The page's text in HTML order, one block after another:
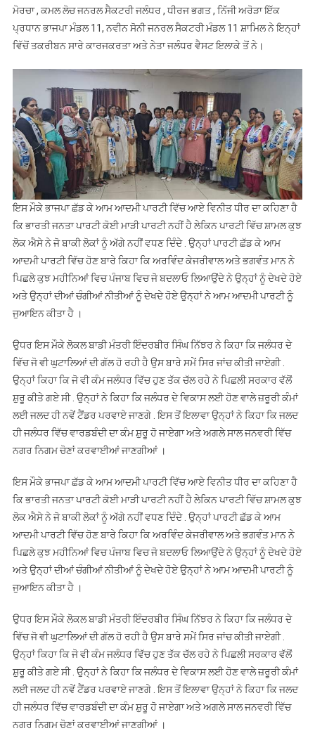
ਮੋਰਚਾ , ਕਮਲ ਲੋਚ ਜਨਰਲ ਸੈਕਟਰੀ ਜਲੰਧਰ , ਧੀਰਜ ਭਗਤ , ਨਿੱਜੀ ਅਰੋੜਾ ਇੱਕ
ਪ੍ਰਧਾਨ ਭਾਜਪਾ ਮੰਡਲ 11, ਨਵੀਨ ਸੋਨੀ ਜਨਰਲ ਸੈਕਟਰੀ ਮੰਡਲ 11 ਸ਼ਾਮਿਲ ਨੇ ਇਨ੍ਹਾਂ
ਵਿੱਚੋਂ ਤਕਰੀਬਨ ਸਾਰੇ ਕਾਰਜਕਰਤਾ ਅਤੇ ਨੇਤਾ ਜਲੰਧਰ ਵੈਸਟ ਇਲਾਕੇ ਤੋਂ ਨੇ।
ਇਸ ਮੌਕੇ ਭਾਜਪਾ ਛੱਡ ਕੇ ਆਮ ਆਦਮੀ ਪਾਰਟੀ ਵਿੱਚ ਆਏ ਵਿਨੀਤ ਧੀਰ ਦਾ ਕਹਿਣਾ ਹੈ
ਕਿ ਭਾਰਤੀ ਜਨਤਾ ਪਾਰਟੀ ਕੋਈ ਮਾੜੀ ਪਾਰਟੀ ਨਹੀਂ ਹੈ ਲੇਕਿਨ ਪਾਰਟੀ ਵਿੱਚ ਸ਼ਾਮਲ ਕੁਝ
ਲੋਕ ਐਸੇ ਨੇ ਜੋ ਬਾਕੀ ਲੋਕਾਂ ਨੂੰ ਅੱਗੇ ਨਹੀਂ ਵਧਣ ਦਿੰਦੇ . ਉਨ੍ਹਾਂ ਪਾਰਟੀ ਛੱਡ ਕੇ ਆਮ
ਆਦਮੀ ਪਾਰਟੀ ਵਿੱਚ ਹੋਣ ਬਾਰੇ ਕਿਹਾ ਕਿ ਅਰਵਿੰਦ ਕੇਜਰੀਵਾਲ ਅਤੇ ਭਗਵੰਤ ਮਾਨ ਨੇ
ਪਿਛਲੇ ਕੁਝ ਮਹੀਨਿਆਂ ਵਿਚ ਪੰਜਾਬ ਵਿਚ ਜੋ ਬਦਲਾਓ ਲਿਆਉਂਦੇ ਨੇ ਉਨ੍ਹਾਂ ਨੂੰ ਦੇਖਦੇ ਹੋਏ
ਅਤੇ ਉਨ੍ਹਾਂ ਦੀਆਂ ਚੰਗੀਆਂ ਨੀਤੀਆਂ ਨੂੰ ਦੇਖਦੇ ਹੋਏ ਉਨ੍ਹਾਂ ਨੇ ਆਮ ਆਦਮੀ ਪਾਰਟੀ ਨੂੰ
ਜੁਆਇਨ ਕੀਤਾ ਹੈ ।
ਉਧਰ ਇਸ ਮੌਕੇ ਲੋਕਲ ਬਾਡੀ ਮੰਤਰੀ ਇੰਦਰਬੀਰ ਸਿੰਘ ਨਿੱਝਰ ਨੇ ਕਿਹਾ ਕਿ ਜਲੰਧਰ ਦੇ
ਵਿੱਚ ਜੋ ਵੀ ਘੁਟਾਲਿਆਂ ਦੀ ਗੱਲ ਹੋ ਰਹੀ ਹੈ ਉਸ ਬਾਰੇ ਸਮੇਂ ਸਿਰ ਜਾਂਚ ਕੀਤੀ ਜਾਏਗੀ .
ਉਨ੍ਹਾਂ ਕਿਹਾ ਕਿ ਜੋ ਵੀ ਕੰਮ ਜਲੰਧਰ ਵਿੱਚ ਹੁਣ ਤੱਕ ਚੱਲ ਰਹੇ ਨੇ ਪਿਛਲੀ ਸਰਕਾਰ ਵੱਲੋਂ
ਸ਼ੁਰੂ ਕੀਤੇ ਗਏ ਸੀ . ਉਨ੍ਹਾਂ ਨੇ ਕਿਹਾ ਕਿ ‌ਜਲੰਧਰ ਦੇ ਵਿਕਾਸ ਲਈ ਹੋਣ ਵਾਲੇ ਜ਼ਰੂਰੀ ਕੰਮਾਂ
ਲਈ ਜਲਦ ਹੀ ਨਵੇਂ ਟੈਂਡਰ ਪਰਵਾਏ ਜਾਣਗੇ . ਇਸ ਤੋਂ ਇਲਾਵਾ ਉਨ੍ਹਾਂ ਨੇ ਕਿਹਾ ਕਿ ਜਲਦ
ਹੀ ਜਲੰਧਰ ਵਿੱਚ ਵਾਰਡਬੰਦੀ ਦਾ ਕੰਮ ਸ਼ੁਰੂ ਹੋ ਜਾਏਗਾ ਅਤੇ ਅਗਲੇ ਸਾਲ ਜਨਵਰੀ ਵਿੱਚ
ਨਗਰ ਨਿਗਮ ਚੋਣਾਂ ਕਰਵਾਈਆਂ ਜਾਣਗੀਆਂ ।
ਇਸ ਮੌਕੇ ਭਾਜਪਾ ਛੱਡ ਕੇ ਆਮ ਆਦਮੀ ਪਾਰਟੀ ਵਿੱਚ ਆਏ ਵਿਨੀਤ ਧੀਰ ਦਾ ਕਹਿਣਾ ਹੈ
ਕਿ ਭਾਰਤੀ ਜਨਤਾ ਪਾਰਟੀ ਕੋਈ ਮਾੜੀ ਪਾਰਟੀ ਨਹੀਂ ਹੈ ਲੇਕਿਨ ਪਾਰਟੀ ਵਿੱਚ ਸ਼ਾਮਲ ਕੁਝ
ਲੋਕ ਐਸੇ ਨੇ ਜੋ ਬਾਕੀ ਲੋਕਾਂ ਨੂੰ ਅੱਗੇ ਨਹੀਂ ਵਧਣ ਦਿੰਦੇ . ਉਨ੍ਹਾਂ ਪਾਰਟੀ ਛੱਡ ਕੇ ਆਮ
ਆਦਮੀ ਪਾਰਟੀ ਵਿੱਚ ਹੋਣ ਬਾਰੇ ਕਿਹਾ ਕਿ ਅਰਵਿੰਦ ਕੇਜਰੀਵਾਲ ਅਤੇ ਭਗਵੰਤ ਮਾਨ ਨੇ
ਪਿਛਲੇ ਕੁਝ ਮਹੀਨਿਆਂ ਵਿਚ ਪੰਜਾਬ ਵਿਚ ਜੋ ਬਦਲਾਓ ਲਿਆਉਂਦੇ ਨੇ ਉਨ੍ਹਾਂ ਨੂੰ ਦੇਖਦੇ ਹੋਏ
ਅਤੇ ਉਨ੍ਹਾਂ ਦੀਆਂ ਚੰਗੀਆਂ ਨੀਤੀਆਂ ਨੂੰ ਦੇਖਦੇ ਹੋਏ ਉਨ੍ਹਾਂ ਨੇ ਆਮ ਆਦਮੀ ਪਾਰਟੀ ਨੂੰ
ਜੁਆਇਨ ਕੀਤਾ ਹੈ ।
ਉਧਰ ਇਸ ਮੌਕੇ ਲੋਕਲ ਬਾਡੀ ਮੰਤਰੀ ਇੰਦਰਬੀਰ ਸਿੰਘ ਨਿੱਝਰ ਨੇ ਕਿਹਾ ਕਿ ਜਲੰਧਰ ਦੇ
ਵਿੱਚ ਜੋ ਵੀ ਘੁਟਾਲਿਆਂ ਦੀ ਗੱਲ ਹੋ ਰਹੀ ਹੈ ਉਸ ਬਾਰੇ ਸਮੇਂ ਸਿਰ ਜਾਂਚ ਕੀਤੀ ਜਾਏਗੀ .
ਉਨ੍ਹਾਂ ਕਿਹਾ ਕਿ ਜੋ ਵੀ ਕੰਮ ਜਲੰਧਰ ਵਿੱਚ ਹੁਣ ਤੱਕ ਚੱਲ ਰਹੇ ਨੇ ਪਿਛਲੀ ਸਰਕਾਰ ਵੱਲੋਂ
ਸ਼ੁਰੂ ਕੀਤੇ ਗਏ ਸੀ . ਉਨ੍ਹਾਂ ਨੇ ਕਿਹਾ ਕਿ ‌ਜਲੰਧਰ ਦੇ ਵਿਕਾਸ ਲਈ ਹੋਣ ਵਾਲੇ ਜ਼ਰੂਰੀ ਕੰਮਾਂ
ਲਈ ਜਲਦ ਹੀ ਨਵੇਂ ਟੈਂਡਰ ਪਰਵਾਏ ਜਾਣਗੇ . ਇਸ ਤੋਂ ਇਲਾਵਾ ਉਨ੍ਹਾਂ ਨੇ ਕਿਹਾ ਕਿ ਜਲਦ
ਹੀ ਜਲੰਧਰ ਵਿੱਚ ਵਾਰਡਬੰਦੀ ਦਾ ਕੰਮ ਸ਼ੁਰੂ ਹੋ ਜਾਏਗਾ ਅਤੇ ਅਗਲੇ ਸਾਲ ਜਨਵਰੀ ਵਿੱਚ
ਨਗਰ ਨਿਗਮ ਚੋਣਾਂ ਕਰਵਾਈਆਂ ਜਾਣਗੀਆਂ ।